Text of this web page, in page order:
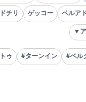
チリ ゲッコー ペルア
▼
ゥ #ターンイン #ベル